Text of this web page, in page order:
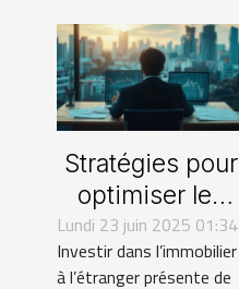
Stratégies pour
optimiser les
investissements
immobiliers à
Lundi 23 juin 2025 01:34
Investir dans l’immobilier
à l’étranger présente de